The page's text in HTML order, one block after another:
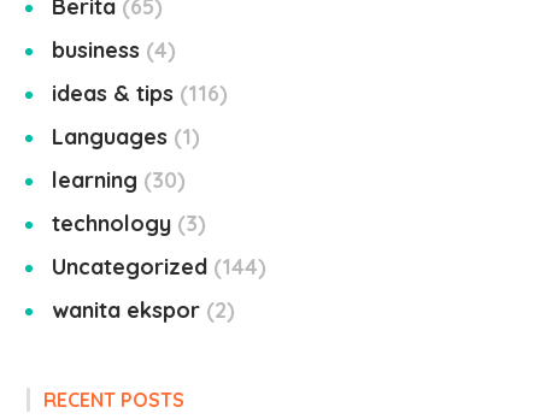
Berita 65
business 4
ideas & tips
116
Languages
1
learning
30
technology 3
Uncategorized 144
wanita ekspor 2
RECENT POSTS